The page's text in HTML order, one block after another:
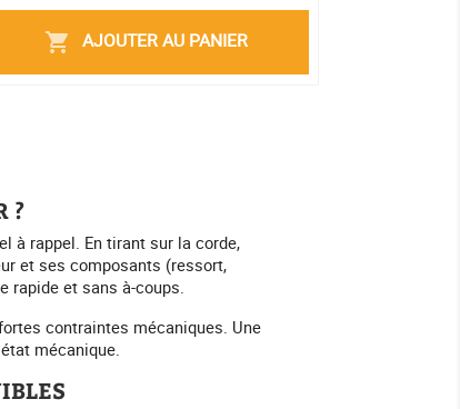
shopping_cart AJOUTER AU PANIER
?
à rappel. En tirant sur la corde,
et ses composants (ressort,
rapide et sans à-coups.
contraintes mécaniques. Une
mécanique.